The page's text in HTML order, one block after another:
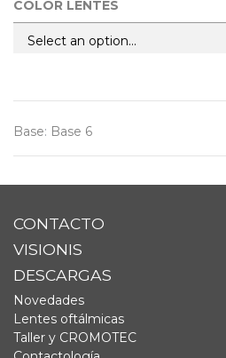
COLOR LENTES
Base: Base 6
CONTACTO
VISIONIS
DESCARGAS
Novedades
Lentes oftálmicas
Taller y CROMOTEC